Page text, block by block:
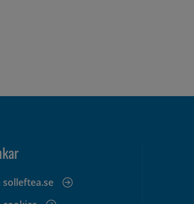
solleftea.se